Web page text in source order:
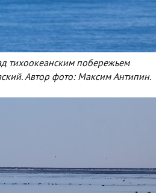
тихоокеанским побережьем
Автор фото: Максим Антипин.